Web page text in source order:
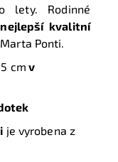
lety. Rodinné
nejlepší kvalitní
Ponti.
cm v
je vyrobena z